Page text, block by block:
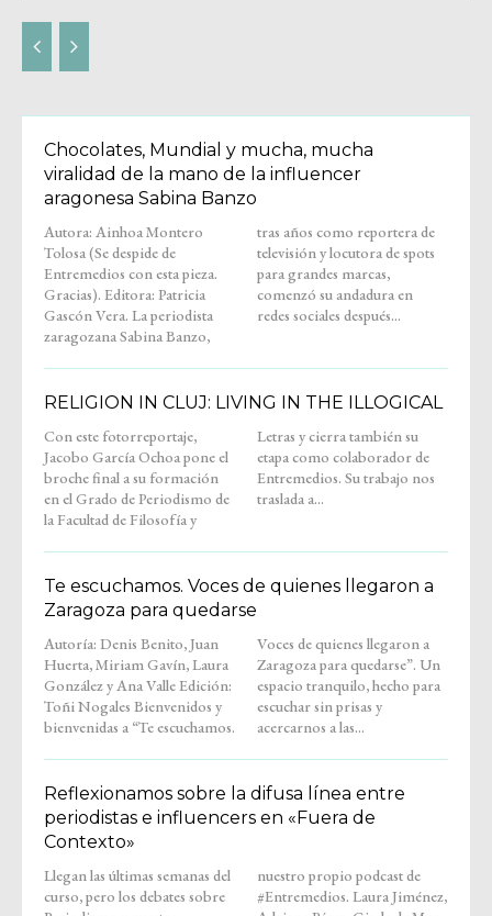
Chocolates, Mundial y mucha, mucha
viralidad de la mano de la influencer
aragonesa Sabina Banzo
Autora: Ainhoa Montero
Tolosa (Se despide de
Entremedios con esta pieza.
Gracias). Editora: Patricia
Gascón Vera. La periodista
zaragozana Sabina Banzo,
tras años como reportera de
televisión y locutora de spots
para grandes marcas,
comenzó su andadura en
redes sociales después...
RELIGION IN CLUJ: LIVING IN THE ILLOGICAL
Con este fotorreportaje,
Jacobo García Ochoa pone el
broche final a su formación
en el Grado de Periodismo de
la Facultad de Filosofía y
Letras y cierra también su
etapa como colaborador de
Entremedios. Su trabajo nos
traslada a...
Te escuchamos. Voces de quienes llegaron a
Zaragoza para quedarse
Autoría: Denis Benito, Juan
Huerta, Miriam Gavín, Laura
González y Ana Valle Edición:
Toñi Nogales Bienvenidos y
bienvenidas a “Te escuchamos.
Voces de quienes llegaron a
Zaragoza para quedarse”. Un
espacio tranquilo, hecho para
escuchar sin prisas y
acercarnos a las...
Reflexionamos sobre la difusa línea entre
periodistas e influencers en «Fuera de
Contexto»
Llegan las últimas semanas del
curso, pero los debates sobre
nuestro propio podcast de
#Entremedios. Laura Jiménez,